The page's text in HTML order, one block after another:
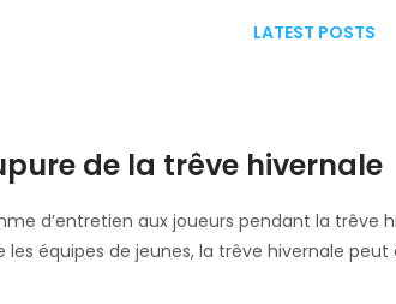
LATEST POSTS
de la trêve hivernale
d’entretien aux joueurs pendant la trêve
équipes de jeunes, la trêve hivernale